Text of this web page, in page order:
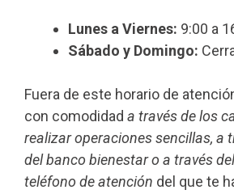
Lunes a Viernes: 9:00 a
Sábado y Domingo:
Fuera de este horario de
con comodidad a través de los
realizar operaciones sencillas, a
del banco bienestar o a través
teléfono de atención del que te